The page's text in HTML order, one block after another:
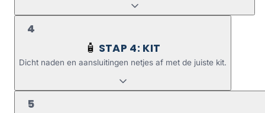
4
🧴 STAP 4: KIT
Dicht naden en aansluitingen netjes af met de juiste kit.
5